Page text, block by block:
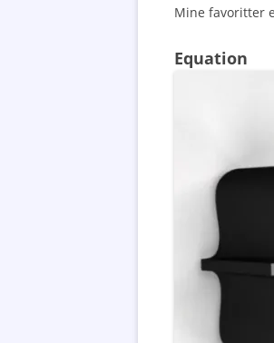
Mine favoritter
Equation